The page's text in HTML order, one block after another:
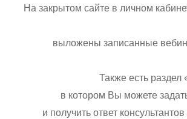
На закрытом сайте в личном
выложены записанные
Также есть раздел
в котором Вы можете
и получить ответ